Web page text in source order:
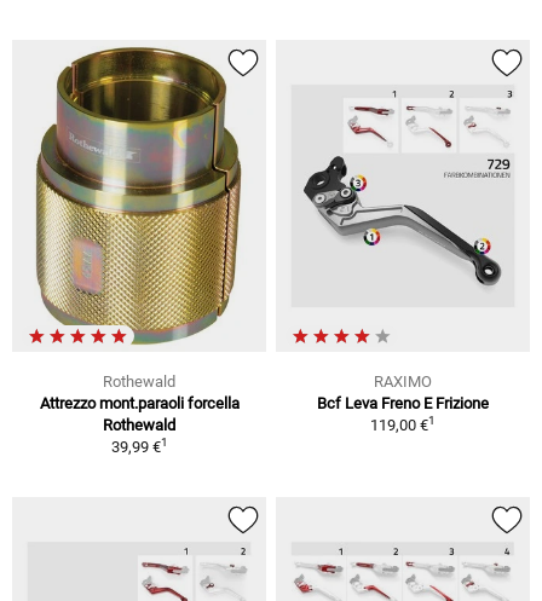
Rothewald
Attrezzo mont.paraoli forcella
Rothewald
39,99 €1
RAXIMO
Bcf Leva Freno E Frizione
119,00 €1